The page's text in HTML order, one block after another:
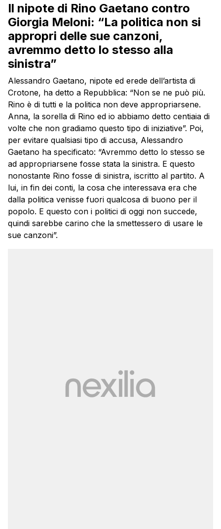
Il nipote di Rino Gaetano contro
Giorgia Meloni: “La politica non si
appropri delle sue canzoni,
avremmo detto lo stesso alla
sinistra”
Alessandro Gaetano, nipote ed erede dell’artista di
Crotone, ha detto a Repubblica: “Non se ne può più.
Rino è di tutti e la politica non deve appropriarsene.
Anna, la sorella di Rino ed io abbiamo detto centiaia di
volte che non gradiamo questo tipo di iniziative”. Poi,
per evitare qualsiasi tipo di accusa, Alessandro
Gaetano ha specificato: “Avremmo detto lo stesso se
ad appropriarsene fosse stata la sinistra. E questo
nonostante Rino fosse di sinistra, iscritto al partito. A
lui, in fin dei conti, la cosa che interessava era che
dalla politica venisse fuori qualcosa di buono per il
popolo. E questo con i politici di oggi non succede,
quindi sarebbe carino che la smettessero di usare le
sue canzoni”.